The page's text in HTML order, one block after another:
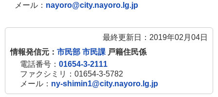
メール： nayoro@city.nayoro.lg.jp
最終更新日：2019年02月04日
情報発信元： 市民部 市民課 戸籍住民係
電話番号： 01654-3-2111
ファクシミリ：01654-3-5782
メール： ny-shimin1@city.nayoro.lg.jp